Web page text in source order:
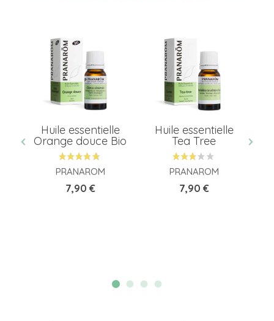
Huile essentielle
Orange douce Bio
PRANAROM
Prix
7,90 €
Huile essentielle
Tea Tree
PRANAROM
Prix
7,90 €